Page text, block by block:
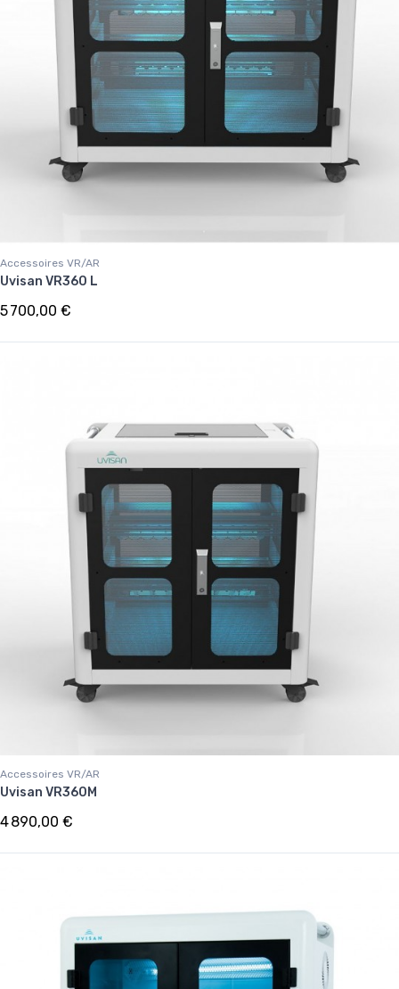
Accessoires VR/AR
Uvisan VR360 L
5 700,00 €
Accessoires VR/AR
Uvisan VR360M
4 890,00 €